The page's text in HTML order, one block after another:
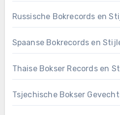
Russische Bokrecords en
Spaanse Bokrecords en
Thaise Bokser Records en
Tsjechische Bokser